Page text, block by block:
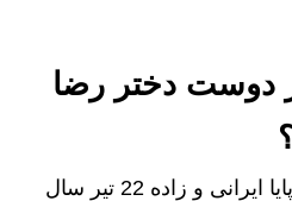
دوست دختر رضا
خواننده سبک پایا ایرانی و زاده 22 تیر سال